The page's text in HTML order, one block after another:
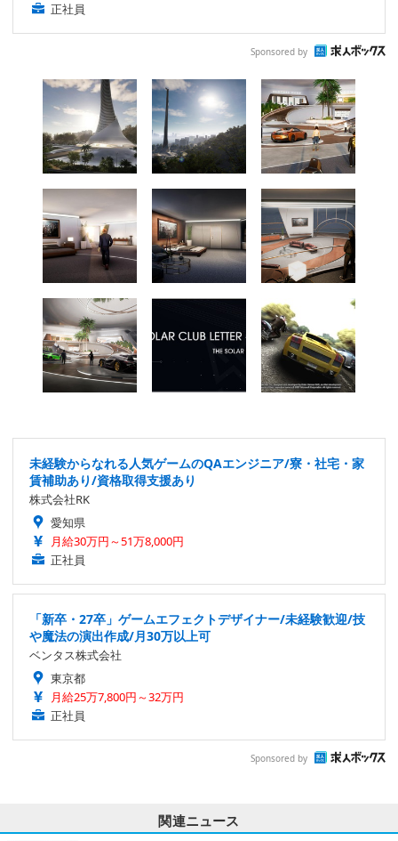
正社員
Sponsored by
未経験からなれる人気ゲームのQAエンジニア/寮・社宅・家
賃補助あり/資格取得支援あり
株式会社RK
愛知県
月給30万円～51万8,000円
正社員
「新卒・27卒」ゲームエフェクトデザイナー/未経験歓迎/技
や魔法の演出作成/月30万以上可
ベンタス株式会社
東京都
月給25万7,800円～32万円
正社員
Sponsored by
関連ニュース